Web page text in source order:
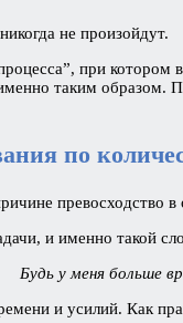
не произойдут.
при
таким
по
превосходство
и именно такой
Будь у меня больше
и усилий. Как